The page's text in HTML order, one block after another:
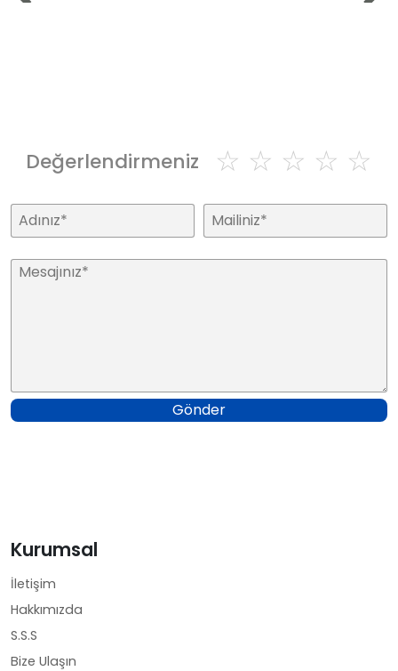
Değerlendirmeniz ☆ ☆ ☆ ☆ ☆
Gönder
Kurumsal
İletişim
Hakkımızda
S.S.S
Bize Ulaşın